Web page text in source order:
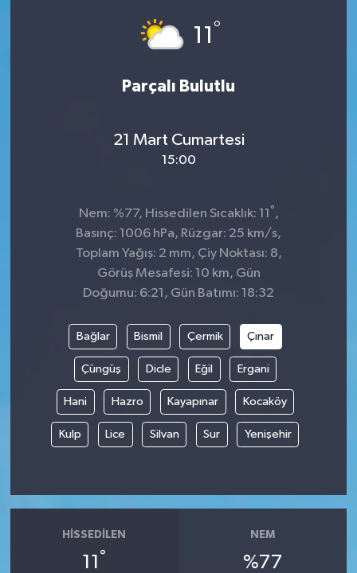
11°
Parçalı Bulutlu
21 Mart Cumartesi
15:00
Nem: %77, Hissedilen Sıcaklık: 11 ° ,
Basınç: 1006 hPa, Rüzgar: 25 km/s,
Toplam Yağış: 2 mm, Çiy Noktası: 8,
Görüş Mesafesi: 10 km, Gün
Doğumu: 6:21, Gün Batımı: 18:32
Bağlar Bismil Çermik Çınar
Çüngüş Dicle Eğil Ergani
Hani Hazro Kayapınar Kocaköy
Kulp Lice Silvan Sur Yenişehir
HISSEDILEN
11 °
NEM
%77
Magazin
haber ara
Yazarlarımız
Tüm Makaleler
Tüm Haberler
Tüm Haberler